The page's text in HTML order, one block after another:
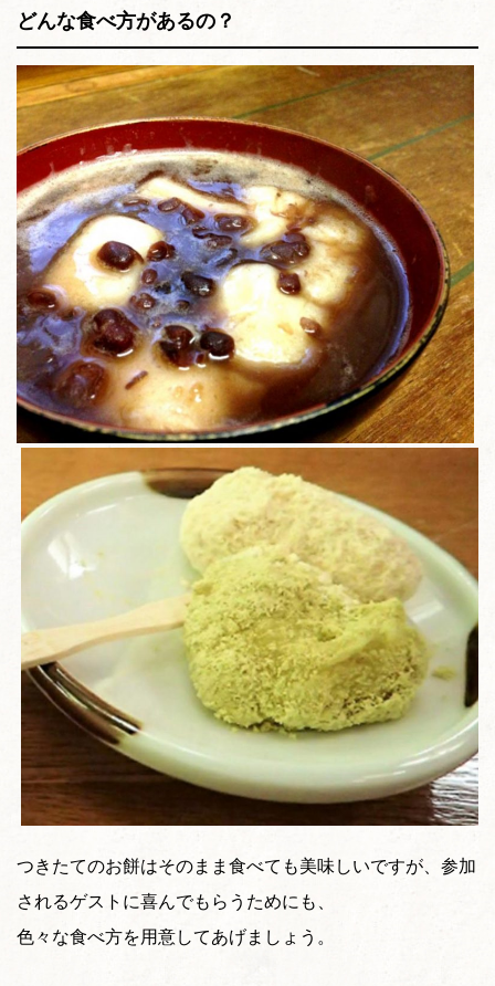
どんな食べ方があるの？
つきたてのお餅はそのまま食べても美味しいですが、参加
されるゲストに喜んでもらうためにも、
色々な食べ方を用意してあげましょう。